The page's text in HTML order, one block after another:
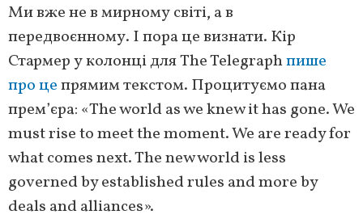
Ми вже не в мирному світі, а в
передвоєнному. І пора це визнати. Кір
Стармер у колонці для The Telegraphпише
про цепрямим текстом. Процитуємо пана
прем’єра: «The world as we knew it has gone. We
must rise to meet the moment. We are ready for
what comes next. The new world is less
governed by established rules and more by
deals and alliances».